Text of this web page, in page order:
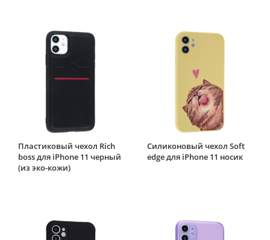
Пластиковый чехол Rich
boss для iPhone 11 черный
(из эко-кожи)
Силиконовый чехол Soft
edge для iPhone 11 носик